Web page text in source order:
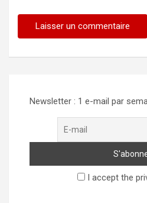
Newsletter : 1 e-mail par
I accept the